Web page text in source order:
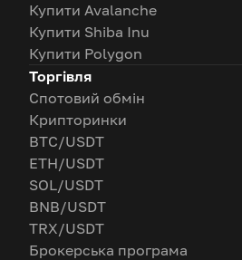
Купити Avalanche
Купити Shiba Inu
Купити Polygon
Торгівля
Спотовий обмін
Крипторинки
BTC/USDT
ETH/USDT
SOL/USDT
BNB/USDT
TRX/USDT
Брокерська програма